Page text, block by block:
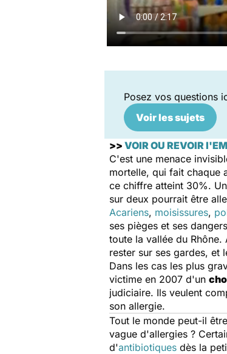
Posez vos questions
Voir les sujets
>> VOIR OU REVOIR
C'est une menace
mortelle, qui fait chaque
ce chiffre atteint 30%.
sur deux pourrait être
Acariens, moisissures,
ses pièges et ses
toute la vallée du
rester sur ses gardes, et
Dans les cas les plus
victime en 2007 d'un
judiciaire. Ils veulent
son allergie.
Tout le monde peut-il
vague d'allergies ?
d'antibiotiques dès la